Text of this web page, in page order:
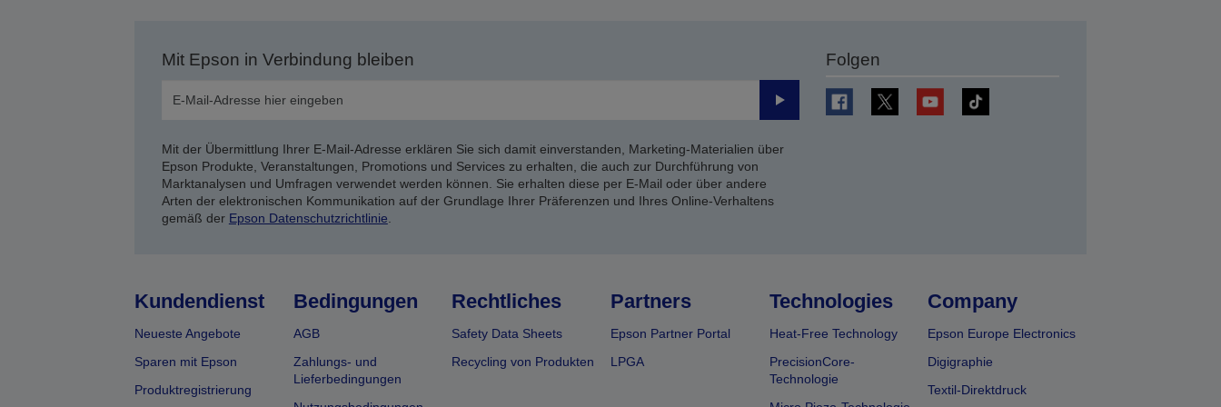
Mit Epson in Verbindung bleiben
Senden
Mit der Übermittlung Ihrer E-Mail-Adresse erklären Sie sich damit einverstanden, Marketing-Materialien über
Epson Produkte, Veranstaltungen, Promotions und Services zu erhalten, die auch zur Durchführung von
Marktanalysen und Umfragen verwendet werden können. Sie erhalten diese per E-Mail oder über andere
Arten der elektronischen Kommunikation auf der Grundlage Ihrer Präferenzen und Ihres Online-Verhaltens
gemäß der Epson Datenschutzrichtlinie.
Folgen
Kundendienst
Neueste Angebote
Sparen mit Epson
Produktregistrierung
Bedingungen
AGB
Zahlungs- und
Lieferbedingungen
Rechtliches
Safety Data Sheets
Recycling von Produkten
Partners
Epson Partner Portal
LPGA
Technologies
Heat-Free Technology
PrecisionCore-
Technologie
Company
Epson Europe Electronics
Digigraphie
Textil-Direktdruck